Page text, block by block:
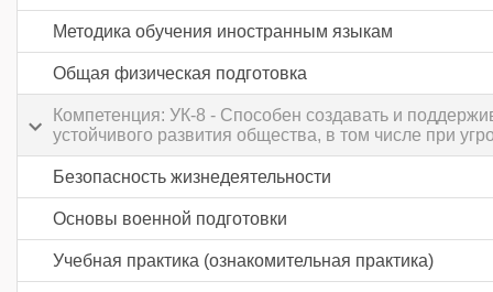
Методика обучения иностранным языкам
Общая физическая подготовка
Компетенция: УК-8 - Способен создавать и
устойчивого развития общества, в том числе при
Безопасность жизнедеятельности
Основы военной подготовки
Учебная практика (ознакомительная практика)